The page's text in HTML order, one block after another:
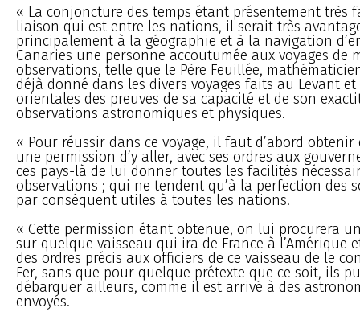
« La conjoncture des temps étant présentement très
liaison qui est entre les nations, il serait très
principalement à la géographie et à la navigation
Canaries une personne accoutumée aux voyages de
observations, telle que le Père Feuillée,
déjà donné dans les divers voyages faits au Levant
orientales des preuves de sa capacité et de son
observations astronomiques et physiques.
« Pour réussir dans ce voyage, il faut d’abord obtenir
une permission d’y aller, avec ses ordres aux
ces pays-là de lui donner toutes les facilités
observations ; qui ne tendent qu’à la perfection des
par conséquent utiles à toutes les nations.
« Cette permission étant obtenue, on lui procurera
sur quelque vaisseau qui ira de France à l’Amérique
des ordres précis aux officiers de ce vaisseau de le
Fer, sans que pour quelque prétexte que ce soit, ils
débarquer ailleurs, comme il est arrivé à des
envoyés.